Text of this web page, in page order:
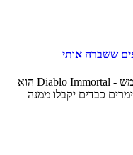
תרחיש האימים של המעריצים התממש - Diablo Immortal הוא
כבדים יקבלו ממנה